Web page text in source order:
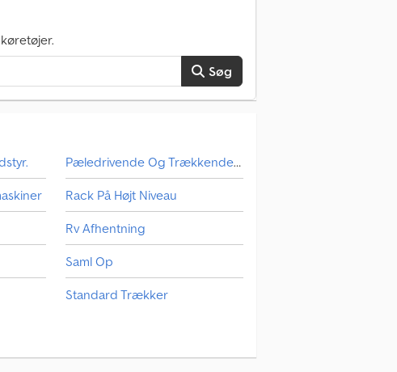
Søg
Pæledrivende Og Trækkende Enhed
Rack På Højt Niveau
Rv Afhentning
Saml Op
Standard Trækker
Vægte Og Vejeudstyr.